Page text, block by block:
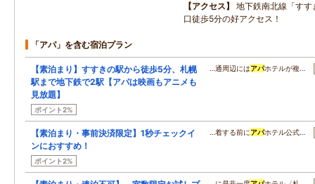
アクセス
地下鉄南北線「す
口徒歩5分の好アクセス！
「アパ」を含む宿泊プラン
【素泊まり】すすきの駅から徒歩5分、札幌
駅まで地下鉄で2駅【アパは映画もアニメも
見放題】
ポイント2%
…通周辺にはアパホテルが複…
【素泊まり・事前決済限定】1秒チェックイ
ンにおすすめ！
ポイント2%
…着する前にアパホテル公式…